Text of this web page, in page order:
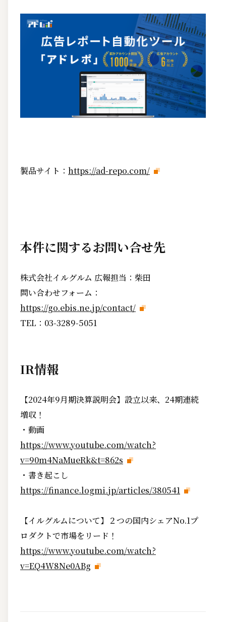
製品サイト： https://ad-repo.com/
本件に関するお問い合せ先
株式会社イルグルム 広報担当：柴田
問い合わせフォーム：
https://go.ebis.ne.jp/contact/
TEL：03-3289-5051
IR情報
【2024年9月期決算説明会】設立以来、24期連続
増収！
・動画
https://www.youtube.com/watch?
v=90m4NaMueRk&t=862s
・書き起こし
https://finance.logmi.jp/articles/380541
【イルグルムについて】２つの国内シェアNo.1プ
ロダクトで市場をリード！
https://www.youtube.com/watch?
v=EQ4W8Ne0ABg